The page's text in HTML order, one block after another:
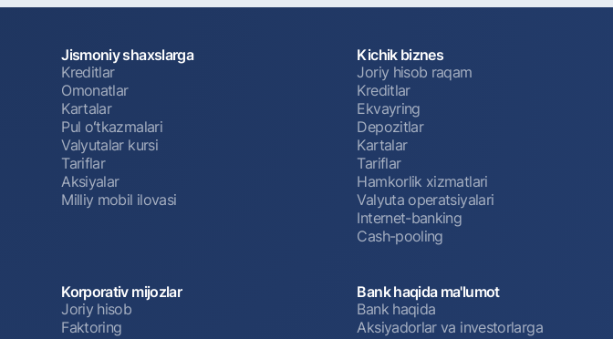
Jismoniy shaxslarga
Kreditlar
Omonatlar
Kartalar
Pul oʻtkazmalari
Valyutalar kursi
Tariflar
Aksiyalar
Milliy mobil ilovasi
Kichik biznes
Joriy hisob raqam
Kreditlar
Ekvayring
Depozitlar
Kartalar
Tariflar
Hamkorlik xizmatlari
Valyuta operatsiyalari
Internet-banking
Cash-pooling
Korporativ mijozlar
Joriy hisob
Faktoring
Bank haqida ma'lumot
Bank haqida
Aksiyadorlar va investorlarga